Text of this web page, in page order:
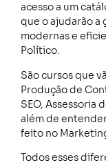
acesso a um
que o ajudarão a
modernas e
Político.
São cursos que
Produção de
SEO, Assessoria
além de
feito no
Todos esses